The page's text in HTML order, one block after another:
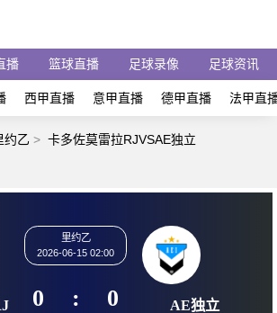
播 篮球直播 足球录像 足球资讯
西甲直播 意甲直播 德甲直播 法甲直
约乙 > 卡多佐莫雷拉RJVSAE独立
里约乙
2026-06-15 02:00